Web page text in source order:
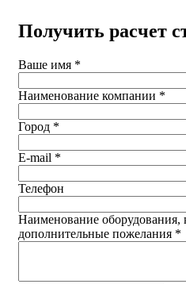
Получить расчет
Ваше имя *
Наименование компании *
Город *
E-mail *
Телефон
Наименование оборудования,
дополнительные пожелания *